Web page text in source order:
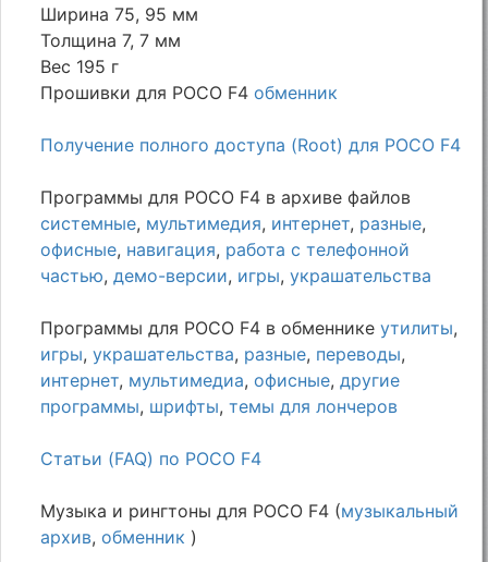
Ширина 75, 95 мм
Толщина 7, 7 мм
Вес 195 г
Прошивки для POCO F4обменник
Получение полного доступа (Root) для POCO F4
Программы для POCO F4 в архиве файлов
системные, мультимедия, интернет, разные,
офисные, навигация, работа с телефонной
частью,демо-версии, игры,украшательства
Программы для POCO F4 в обменникеутилиты,
игры,украшательства, разные, переводы,
интернет, мультимедиа,офисные,другие
программы, шрифты,темы для лончеров
Статьи (FAQ) по POCO F4
Музыка и рингтоны для POCO F4 (музыкальный
архив,обменник )